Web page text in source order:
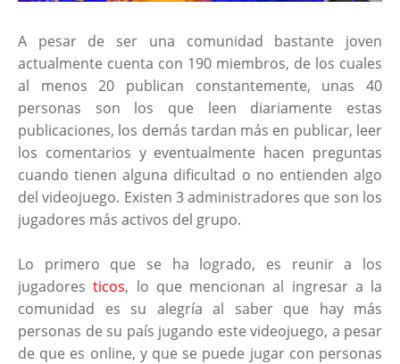
A pesar de ser una comunidad bastante joven
actualmente cuenta con 190 miembros, de los cuales
al menos 20 publican constantemente, unas 40
personas son los que leen diariamente estas
publicaciones, los demás tardan más en publicar, leer
los comentarios y eventualmente hacen preguntas
cuando tienen alguna dificultad o no entienden algo
del videojuego. Existen 3 administradores que son los
jugadores más activos del grupo.
Lo primero que se ha logrado, es reunir a los
jugadoresticos, lo que mencionan al ingresar a la
comunidad es su alegría al saber que hay más
personas de su país jugando este videojuego, a pesar
de que es online, y que se puede jugar con personas